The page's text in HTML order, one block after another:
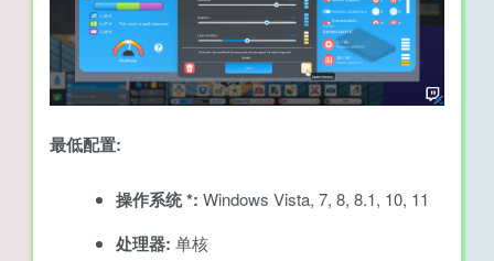
最低配置:
操作系统 *: Windows Vista, 7, 8, 8.1, 10, 11
处理器: 单核